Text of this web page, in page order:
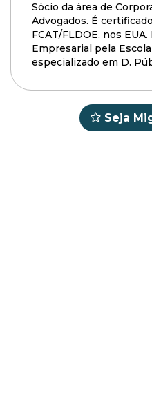
Sócio da área de
Advogados. É
FCAT/FLDOE, nos
Empresarial pela
especializado em D.
Seja